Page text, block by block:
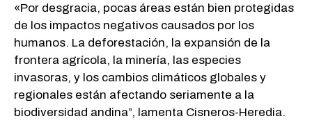
«Por desgracia, pocas áreas están bien protegidas
de los impactos negativos causados por los
humanos. La deforestación, la expansión de la
frontera agrícola, la minería, las especies
invasoras, y los cambios climáticos globales y
regionales están afectando seriamente a la
biodiversidad andina”, lamenta Cisneros-Heredia.